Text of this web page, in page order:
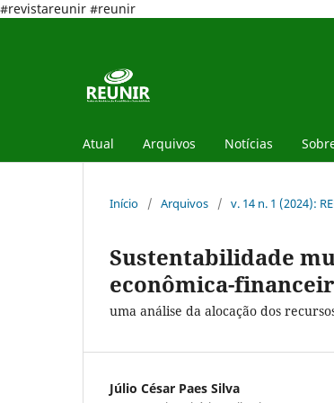
#revistareunir #reunir
Atual Arquivos Notícias
Início / Arquivos / v. 14 n. 1 (2024):
Sustentabilidade
econômica-
uma análise da alocação dos
Júlio César Paes Silva